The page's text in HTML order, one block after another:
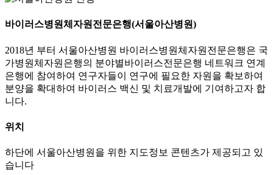
바이러스병원체자원전문은행(서울아산병원)
2018년 부터 서울아산병원 바이러스병원체자원전문은행은 국
가병원체자원은행의 분야별바이러스전문은행 네트워크 연계
은행에 참여하여 연구자들이 연구에 필요한 자원을 확보하여
분양을 확대하여 바이러스 백신 및 치료개발에 기여하고자 합
니다.
위치
하단에 서울아산병원을 위한 지도정보 콘텐츠가 제공되고 있
습니다